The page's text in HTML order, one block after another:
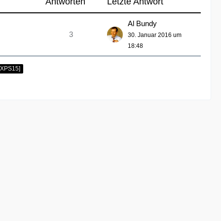
3
Al Bundy
30. Januar 2016 um
18:48